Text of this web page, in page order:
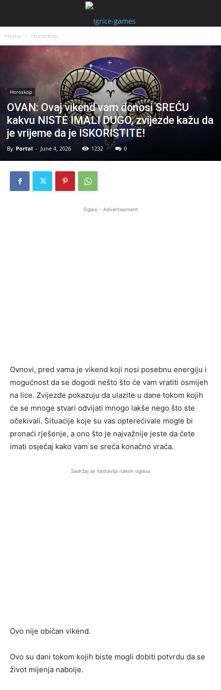
Home Horoskop
Horoskop
OVAN: Ovaj vikend vam donosi SREĆU
kakvu NISTE IMALI DUGO, zvijezde kažu da
je vrijeme da je ISKORISTITE!
By Portal - June 4, 2026 1232 0
Oglasi - Advertisement
Ovnovi, pred vama je vikend koji nosi posebnu energiju i
mogućnost da se dogodi nešto što će vam vratiti osmijeh
na lice. Zvijezde pokazuju da ulazite u dane tokom kojih
će se mnoge stvari odvijati mnogo lakše nego što ste
očekivali. Situacije koje su vas opterećivale mogle bi
pronaći rješenje, a ono što je najvažnije jeste da ćete
imati osjećaj kako vam se sreća konačno vraća.
Sadržaj se nastavlja nakon oglasa
Ovo nije običan vikend.
Ovo su dani tokom kojih biste mogli dobiti potvrdu da se
život mijenja nabolje.